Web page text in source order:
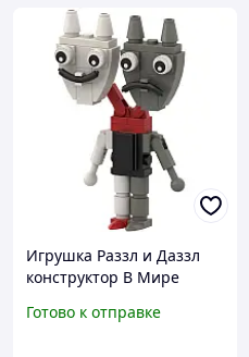
Игрушка Раззл и Даззл
конструктор В Мире
детей (l_13851)
Готово к отправке